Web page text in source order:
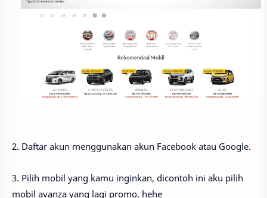
2. Daftar akun menggunakan akun Facebook atau Google.
3. Pilih mobil yang kamu inginkan, dicontoh ini aku pilih
mobil avanza yang lagi promo. hehe